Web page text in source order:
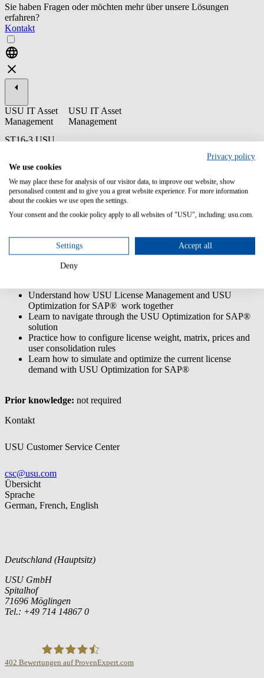
Sie haben Fragen oder möchten mehr über unsere Lösungen
erfahren?
Kontakt
USU IT Asset
Management
ST16-3 USU
User
USU IT Asset
Management
The end user training for USU Optimization for SAP® covers its
different modules, functions and the front end navigation.
Furthermore the training provides a deep insight into the usage
consolidation process as well as the simulation & optimization
Content/Learning Objectives:
Understand how USU License Management and USU
Optimization for SAP® work together
Learn to navigate through the USU Optimization for SAP®
solution
Practice how to configure license weight, matrix, prices and
user consolidation rules
Learn how to simulate and optimize the current license
demand with USU Optimization for SAP®
Prior knowledge: not required
Kontakt
USU Customer Service Center
csc@usu.com
Übersicht
Sprache
German, French, English
Deutschland (Hauptsitz)
USU GmbH
Spitalhof
71696 Möglingen
Tel.: +49 714 14867 0
402 Bewertungen auf ProvenExpert.com
Privacy policy
We use cookies
We may place these for analysis of our visitor data, to improve our website, show
personalised content and to give you a great website experience. For more information
about the cookies we use open the settings.
Your consent and the cookie policy apply to all websites of "USU", including: usu.com.
Settings Accept all
Deny